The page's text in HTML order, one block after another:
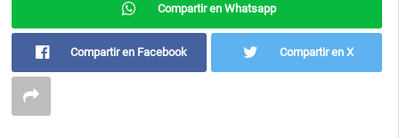
Compartir en Whatsapp
Compartir en Facebook Compartir en X